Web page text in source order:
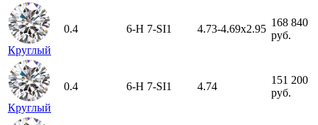
Круглый
0.4 6-H 7-SI1 4.73-4.69x2.95
168 840
руб.
Круглый
0.4 6-H 7-SI1 4.74
151 200
руб.